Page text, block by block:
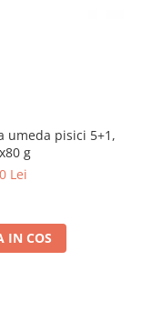
umeda pisici 5+1,
g
Lei
IN COS